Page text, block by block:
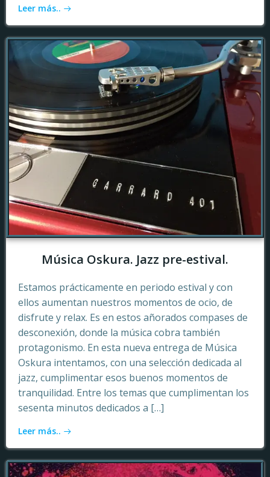
Leer más..
Música Oskura. Jazz pre-estival.
Estamos prácticamente en periodo estival y con
ellos aumentan nuestros momentos de ocio, de
disfrute y relax. Es en estos añorados compases de
desconexión, donde la música cobra también
protagonismo. En esta nueva entrega de Música
Oskura intentamos, con una selección dedicada al
jazz, cumplimentar esos buenos momentos de
tranquilidad. Entre los temas que cumplimentan los
sesenta minutos dedicados a […]
Leer más..